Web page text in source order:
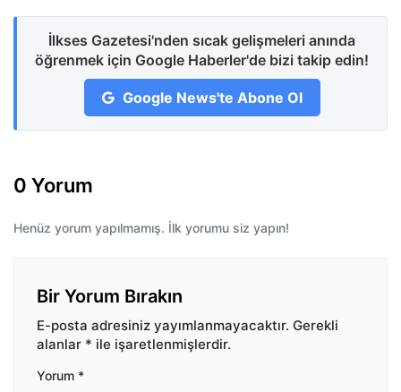
İlkses Gazetesi'nden sıcak gelişmeleri anında
öğrenmek için Google Haberler'de bizi takip edin!
Google News'te Abone Ol
0 Yorum
Henüz yorum yapılmamış. İlk yorumu siz yapın!
Bir Yorum Bırakın
E-posta adresiniz yayımlanmayacaktır. Gerekli
alanlar * ile işaretlenmişlerdir.
Yorum *